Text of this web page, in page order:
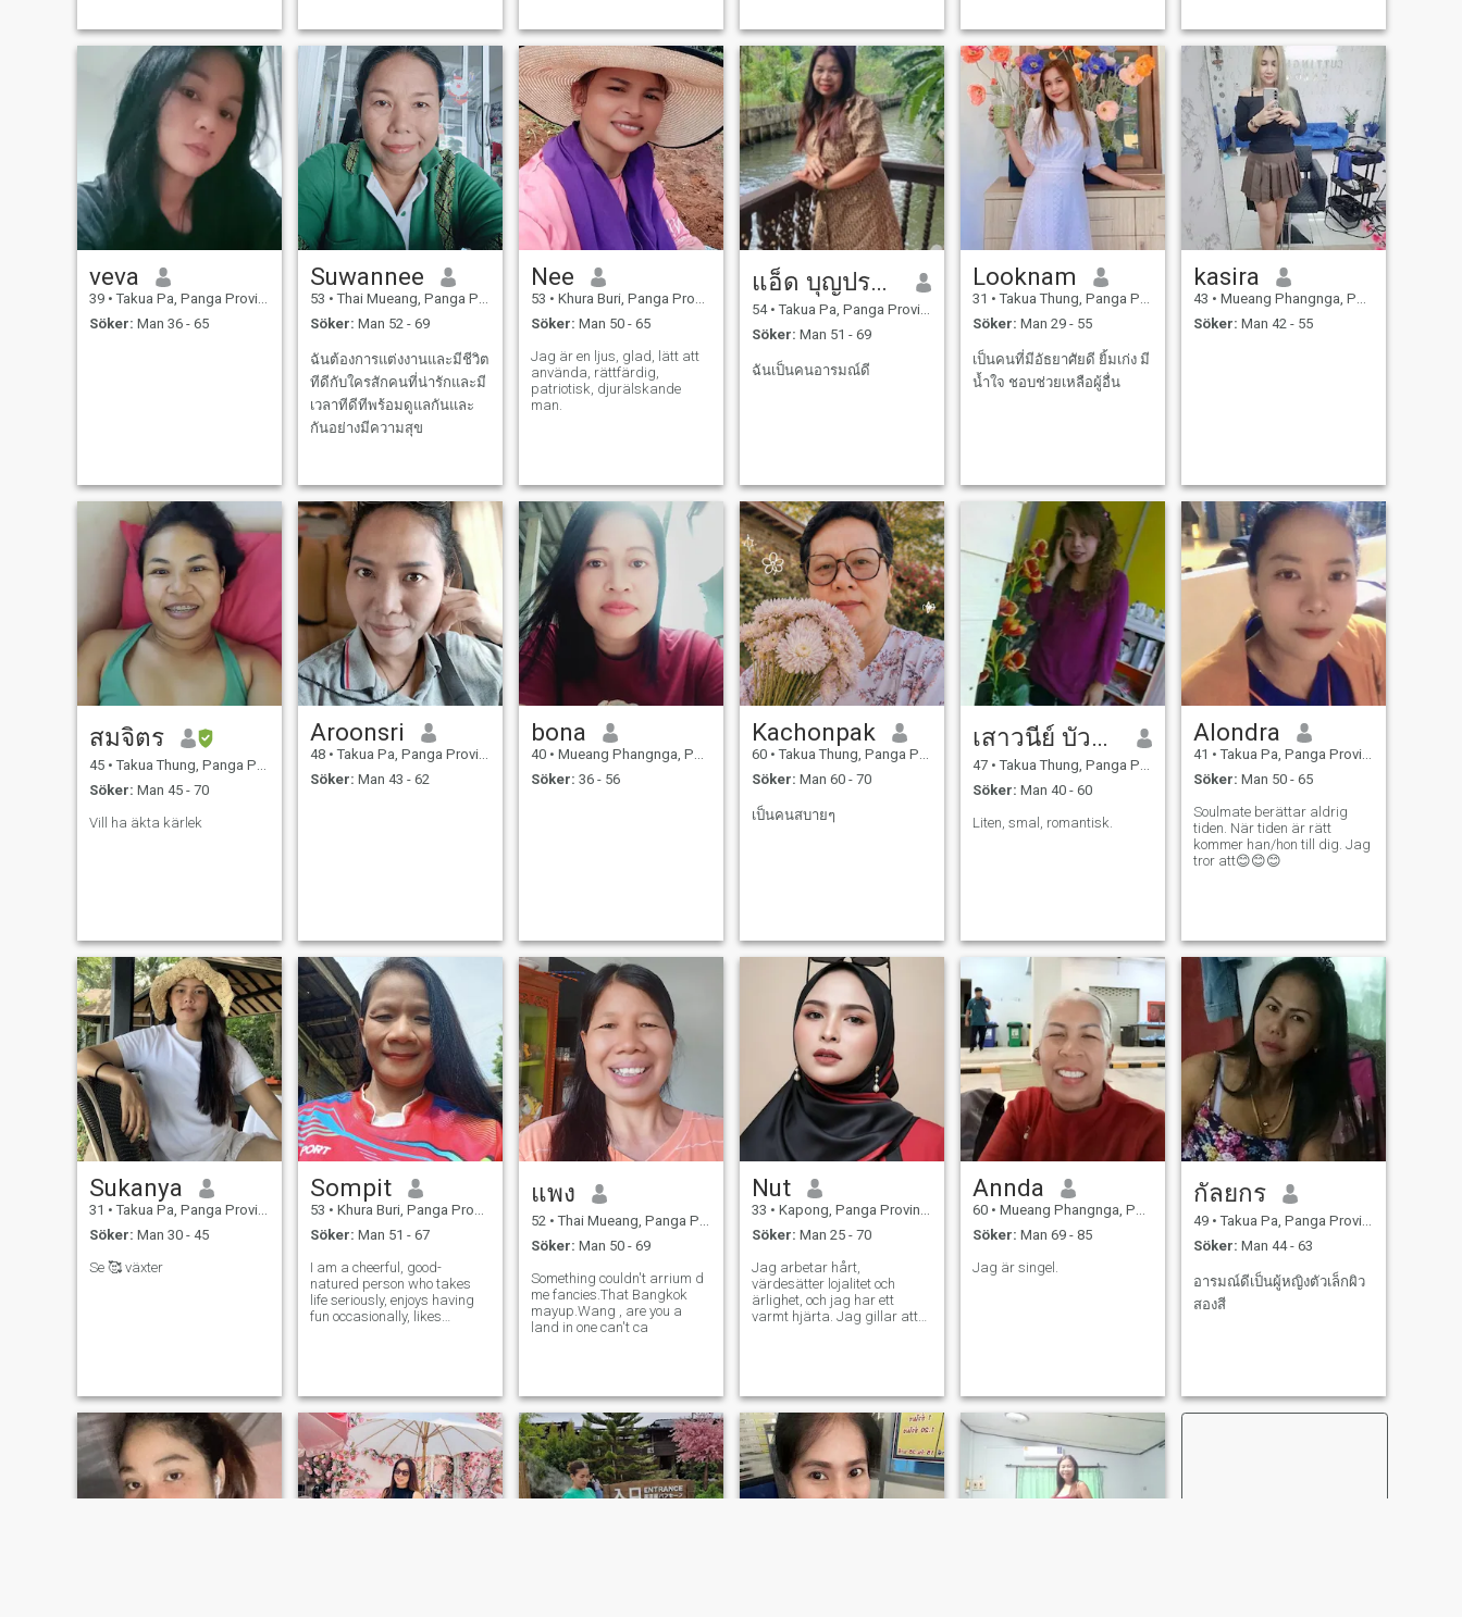
veva
39 • Takua Pa, Panga Province, Thailand
Söker: Man 36 - 65
Suwannee
53 • Thai Mueang, Panga Province, Thailand
Söker: Man 52 - 69
ฉันต้องการแต่งงานและมีชีวิต
ทีดีกับใครสักคนที่น่ารักและมี
เวลาทีดีทีพร้อมดูแลกันและ
กันอย่างมีความสุข
Nee
53 • Khura Buri, Panga Province, Thailand
Söker: Man 50 - 65
Jag är en ljus, glad, lätt att
använda, rättfärdig,
patriotisk, djurälskande
man.
แอ็ด บุญประคม
54 • Takua Pa, Panga Province, Thailand
Söker: Man 51 - 69
ฉันเป็นคนอารมณ์ดี
Looknam
31 • Takua Thung, Panga Province, Thailand
Söker: Man 29 - 55
เป็นคนที่มีอัธยาศัยดี ยิ้มเก่ง มี
น้ำใจ ชอบช่วยเหลือผู้อื่น
kasira
43 • Mueang Phangnga, Panga Province, Thailand
Söker: Man 42 - 55
สมจิตร
45 • Takua Thung, Panga Province, Thailand
Söker: Man 45 - 70
Vill ha äkta kärlek
Aroonsri
48 • Takua Pa, Panga Province, Thailand
Söker: Man 43 - 62
bona
40 • Mueang Phangnga, Panga Province, Thailand
Söker: 36 - 56
Kachonpak
60 • Takua Thung, Panga Province, Thailand
Söker: Man 60 - 70
เป็นคนสบายๆ
เสาวนีย์ บัวแก้ว
47 • Takua Thung, Panga Province, Thailand
Söker: Man 40 - 60
Liten, smal, romantisk.
Alondra
41 • Takua Pa, Panga Province, Thailand
Söker: Man 50 - 65
Soulmate berättar aldrig
tiden. När tiden är rätt
kommer han/hon till dig. Jag
tror att😊😊😊
Sukanya
31 • Takua Pa, Panga Province, Thailand
Söker: Man 30 - 45
Se 🥰 växter
Sompit
53 • Khura Buri, Panga Province, Thailand
Söker: Man 51 - 67
I am a cheerful, good-
natured person who takes
life seriously, enjoys having
fun occasionally, likes
แพง
52 • Thai Mueang, Panga Province, Thailand
Söker: Man 50 - 69
Something couldn't arrium d
me fancies.That Bangkok
mayup.Wang , are you a
land in one can't ca
Nut
33 • Kapong, Panga Province, Thailand
Söker: Man 25 - 70
Jag arbetar hårt,
värdesätter lojalitet och
ärlighet, och jag har ett
varmt hjärta. Jag gillar att
Annda
60 • Mueang Phangnga, Panga Province, Thailand
Söker: Man 69 - 85
Jag är singel.
กัลยกร
49 • Takua Pa, Panga Province, Thailand
Söker: Man 44 - 63
อารมณ์ดีเป็นผู้หญิงตัวเล็กผิว
สองสี